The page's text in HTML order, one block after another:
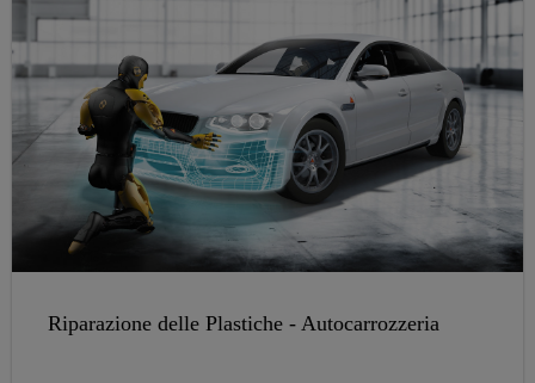
Riparazione delle Plastiche - Autocarrozzeria